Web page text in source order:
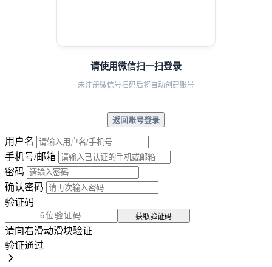
请使用微信扫一扫登录
未注册微信号扫码后将自动创建账号
返回账号登录
用户名
手机号/邮箱
密码
确认密码
验证码
获取验证码
请向右滑动滑块验证
验证通过